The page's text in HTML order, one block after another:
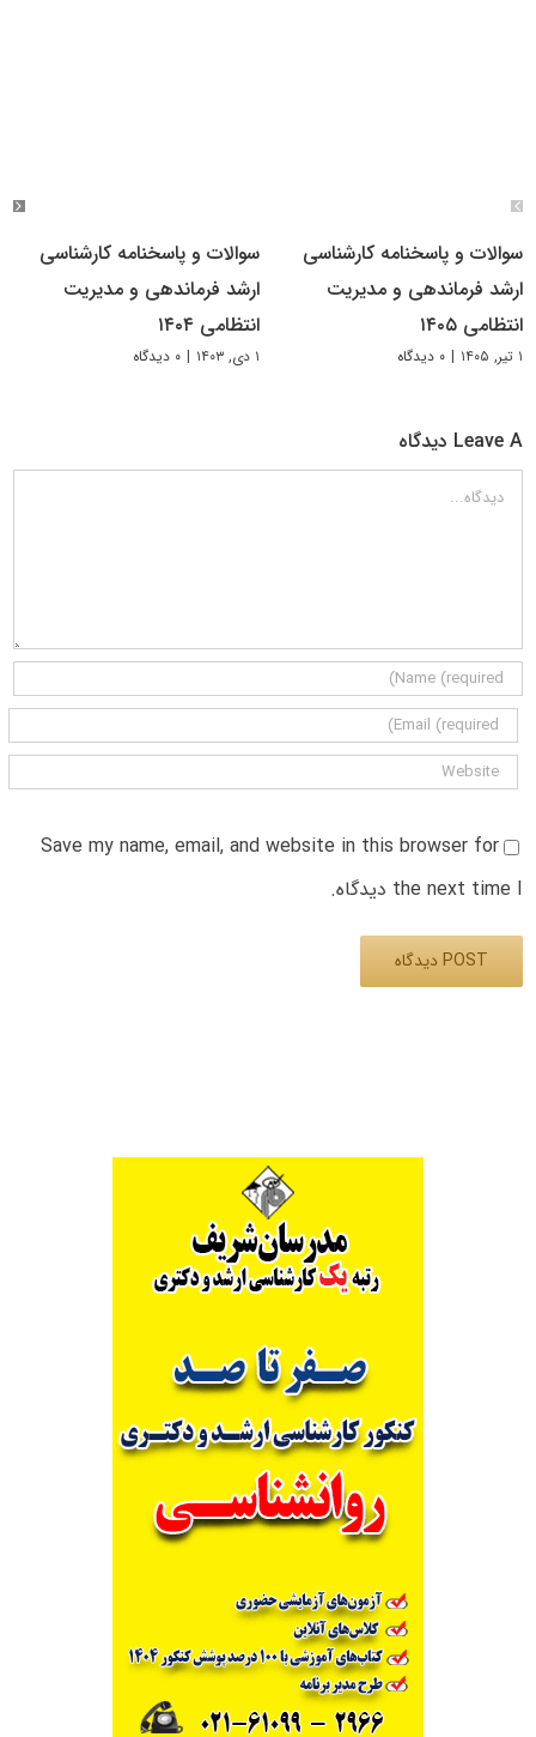
سوالات و پاسخنامه کارشناسی
ارشد فرماندهی و مدیریت
انتظامی ۱۴۰۵
۱ تیر, ۱۴۰۵ | ۰ دیدگاه
سوالات و پاسخنامه کارشناسی
ارشد فرماندهی و مدیریت
انتظامی ۱۴۰۴
۱ دی, ۱۴۰۳ | ۰ دیدگاه
Leave A دیدگاه
دیدگاه
Save my name, email, and website in this browser for
the next time I دیدگاه.